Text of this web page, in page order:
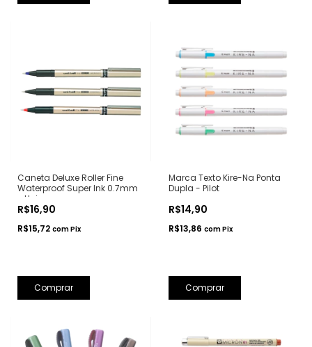
Caneta Deluxe Roller Fine
Waterproof Super Ink 0.7mm
- Uni
R$16,90
R$15,72 comPix
Comprar
Marca Texto Kire-Na Ponta
Dupla - Pilot
R$14,90
R$13,86 comPix
Comprar